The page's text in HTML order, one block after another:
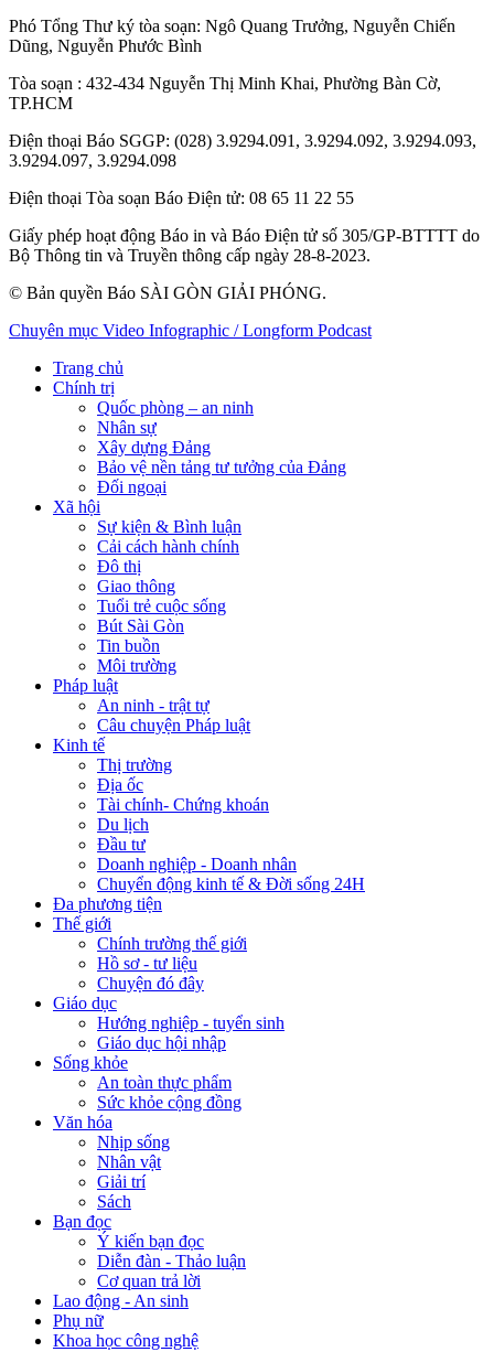
Phó Tổng Thư ký tòa soạn: Ngô Quang Trưởng, Nguyễn Chiến
Dũng, Nguyễn Phước Bình
Tòa soạn : 432-434 Nguyễn Thị Minh Khai, Phường Bàn Cờ,
TP.HCM
Điện thoại Báo SGGP: (028) 3.9294.091, 3.9294.092, 3.9294.093,
3.9294.097, 3.9294.098
Điện thoại Tòa soạn Báo Điện tử: 08 65 11 22 55
Giấy phép hoạt động Báo in và Báo Điện tử số 305/GP-BTTTT do
Bộ Thông tin và Truyền thông cấp ngày 28-8-2023.
© Bản quyền Báo SÀI GÒN GIẢI PHÓNG.
Chuyên mục Video Infographic / Longform Podcast
Trang chủ
Chính trị
Quốc phòng – an ninh
Nhân sự
Xây dựng Đảng
Bảo vệ nền tảng tư tưởng của Đảng
Đối ngoại
Xã hội
Sự kiện & Bình luận
Cải cách hành chính
Đô thị
Giao thông
Tuổi trẻ cuộc sống
Bút Sài Gòn
Tin buồn
Môi trường
Pháp luật
An ninh - trật tự
Câu chuyện Pháp luật
Kinh tế
Thị trường
Địa ốc
Tài chính- Chứng khoán
Du lịch
Đầu tư
Doanh nghiệp - Doanh nhân
Chuyển động kinh tế & Đời sống 24H
Đa phương tiện
Thế giới
Chính trường thế giới
Hồ sơ - tư liệu
Chuyện đó đây
Giáo dục
Hướng nghiệp - tuyển sinh
Giáo dục hội nhập
Sống khỏe
An toàn thực phẩm
Sức khỏe cộng đồng
Văn hóa
Nhịp sống
Nhân vật
Giải trí
Sách
Bạn đọc
Ý kiến bạn đọc
Diễn đàn - Thảo luận
Cơ quan trả lời
Lao động - An sinh
Phụ nữ
Khoa học công nghệ